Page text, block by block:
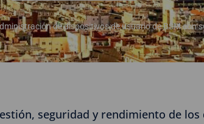
de dispositivos de usuario de BSM con
seguridad y rendimiento de